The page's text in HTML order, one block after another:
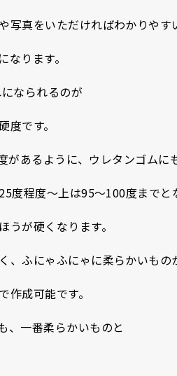
写真をいただければわかりやす
ります。
なられるのが
度です。
あるように、ウレタンゴムに
度程度～上は95～100度までと
が硬くなります。
、ふにゃふにゃに柔らかいもの
作成可能です。
、一番柔らかいものと